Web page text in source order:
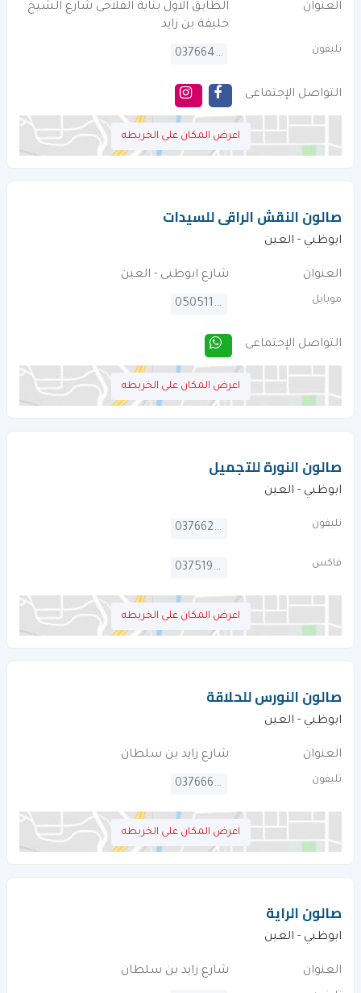
العنوان
الطابق الاول بناية الفلاحى شارع الشيخ
خليفة بن زايد
تليفون 037664017
التواصل الإجتماعى
اعرض المكان على الخريطه
صالون النقش الراقى للسيدات
ابوظبي - العين
العنوان شارع ابوظبى - العين
موبايل 0505110161
التواصل الإجتماعى
اعرض المكان على الخريطه
صالون النورة للتجميل
ابوظبي - العين
تليفون 037662691
فاكس 037519765
اعرض المكان على الخريطه
صالون النورس للحلاقة
ابوظبي - العين
العنوان شارع زايد بن سلطان
تليفون 037666908
اعرض المكان على الخريطه
صالون الراية
ابوظبي - العين
العنوان شارع زايد بن سلطان